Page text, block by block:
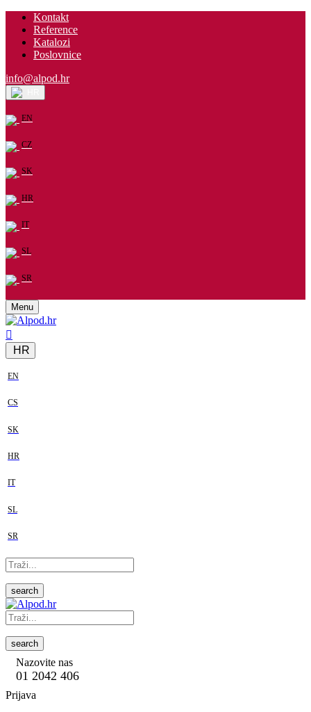
Kontakt
Reference
Katalozi
Poslovnice
info@alpod.hr
EN
CZ
SK
HR
IT
SL
SR
Menu
HR
EN
CS
SK
HR
IT
SL
SR
search
search
Nazovite nas
01 2042 406
Prijava